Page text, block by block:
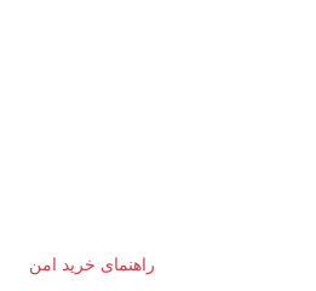
راهنمای خرید امن